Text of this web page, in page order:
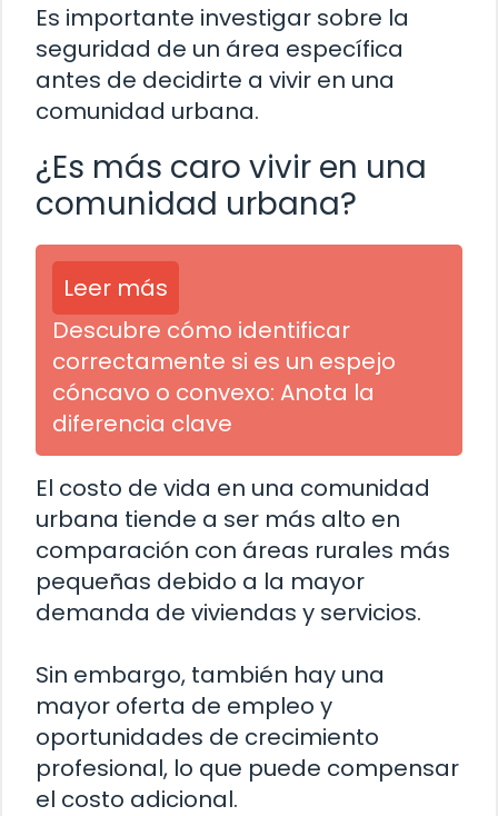
Es importante investigar sobre la
seguridad de un área específica
antes de decidirte a vivir en una
comunidad urbana.
¿Es más caro vivir en una
comunidad urbana?
Leer más
Descubre cómo identificar
correctamente si es un espejo
cóncavo o convexo: Anota la
diferencia clave
El costo de vida en una comunidad
urbana tiende a ser más alto en
comparación con áreas rurales más
pequeñas debido a la mayor
demanda de viviendas y servicios.
Sin embargo, también hay una
mayor oferta de empleo y
oportunidades de crecimiento
profesional, lo que puede compensar
el costo adicional.